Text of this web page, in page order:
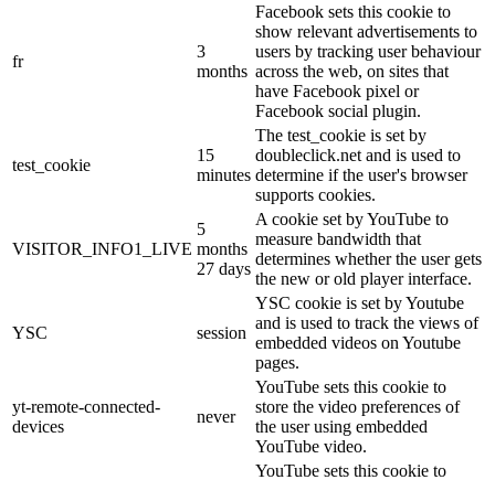
fr
3
months
Facebook sets this cookie to
show relevant advertisements to
users by tracking user behaviour
across the web, on sites that
have Facebook pixel or
Facebook social plugin.
test_cookie
15
minutes
The test_cookie is set by
doubleclick.net and is used to
determine if the user's browser
supports cookies.
VISITOR_INFO1_LIVE
5
months
27 days
A cookie set by YouTube to
measure bandwidth that
determines whether the user gets
the new or old player interface.
YSC session
YSC cookie is set by Youtube
and is used to track the views of
embedded videos on Youtube
pages.
yt-remote-connected-
devices
never
YouTube sets this cookie to
store the video preferences of
the user using embedded
YouTube video.
YouTube sets this cookie to